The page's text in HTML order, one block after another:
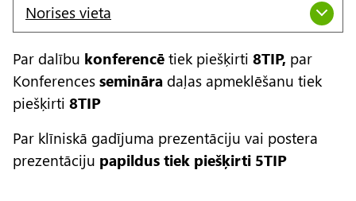
Norises vieta
Par dalību konferencē tiek piešķirti 8TIP, par
Konferences semināra daļas apmeklēšanu tiek
piešķirti 8TIP
Par klīniskā gadījuma prezentāciju vai postera
prezentāciju papildus tiek piešķirti 5TIP